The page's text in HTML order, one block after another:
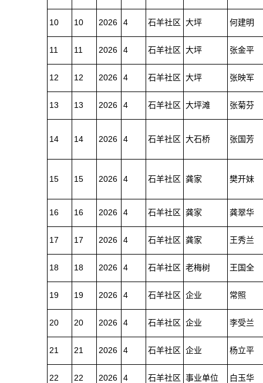
10 10 2026 4 石羊社区 大坪 何建明
11 11 2026 4 石羊社区 大坪 张金平
12 12 2026 4 石羊社区 大坪 张映军
13 13 2026 4 石羊社区 大坪滩 张菊芬
14 14 2026 4 石羊社区 大石桥 张国芳
15 15 2026 4 石羊社区 龚家 樊开妹
16 16 2026 4 石羊社区 龚家 龚翠华
17 17 2026 4 石羊社区 龚家 王秀兰
18 18 2026 4 石羊社区 老梅树 王国全
19 19 2026 4 石羊社区 企业 常照
20 20 2026 4 石羊社区 企业 李受兰
21 21 2026 4 石羊社区 企业 杨立平
22 22 2026 4 石羊社区 事业单位 白玉华